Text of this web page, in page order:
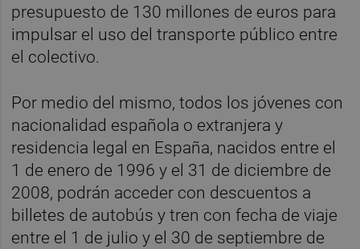
presupuesto de 130 millones de euros para
impulsar el uso del transporte público entre
el colectivo.
Por medio del mismo, todos los jóvenes con
nacionalidad española o extranjera y
residencia legal en España, nacidos entre el
1 de enero de 1996 y el 31 de diciembre de
2008, podrán acceder con descuentos a
billetes de autobús y tren con fecha de viaje
entre el 1 de julio y el 30 de septiembre de